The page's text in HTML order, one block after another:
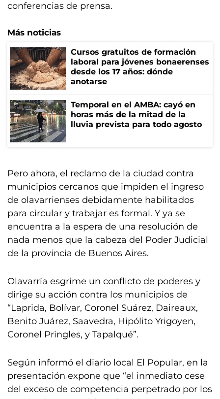
conferencias de prensa.
Más noticias
Cursos gratuitos de formación
laboral para jóvenes bonaerenses
desde los 17 años: dónde
anotarse
Temporal en el AMBA: cayó en
horas más de la mitad de la
lluvia prevista para todo agosto
Pero ahora, el reclamo de la ciudad contra
municipios cercanos que impiden el ingreso
de olavarrienses debidamente habilitados
para circular y trabajar es formal. Y ya se
encuentra a la espera de una resolución de
nada menos que la cabeza del Poder Judicial
de la provincia de Buenos Aires.
Olavarría esgrime un conflicto de poderes y
dirige su acción contra los municipios de
“Laprida, Bolívar, Coronel Suárez, Daireaux,
Benito Juárez, Saavedra, Hipólito Yrigoyen,
Coronel Pringles, y Tapalqué”.
Según informó el diario local El Popular, en la
presentación expone que “el inmediato cese
del exceso de competencia perpetrado por los